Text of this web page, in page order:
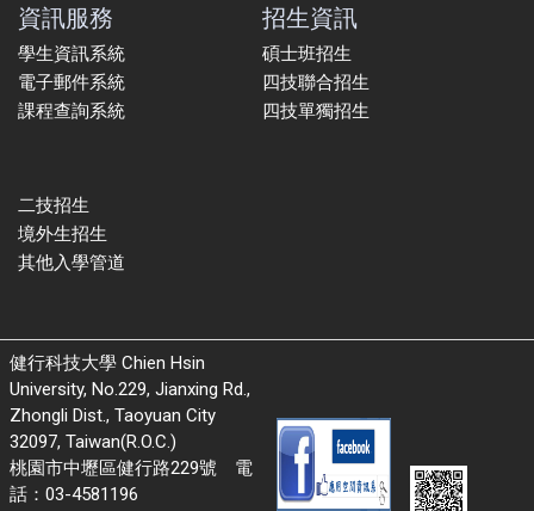
資訊服務
學生資訊系統
電子郵件系統
課程查詢系統
招生資訊
碩士班招生
四技聯合招生
四技單獨招生
二技招生
境外生招生
其他入學管道
健行科技大學 Chien Hsin
University, No.229, Jianxing Rd.,
Zhongli Dist., Taoyuan City
32097, Taiwan(R.O.C.)
桃園市中壢區健行路229號 電
話：03-4581196